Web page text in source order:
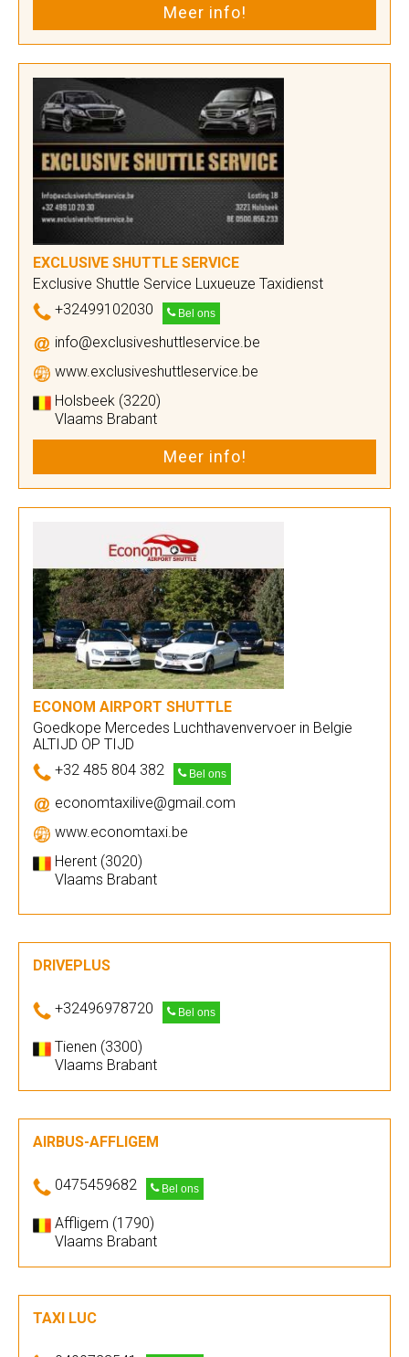
Meer info!
EXCLUSIVE SHUTTLE SERVICE
Exclusive Shuttle Service Luxueuze Taxidienst
+32499102030
Bel ons
info@exclusiveshuttleservice.be
www.exclusiveshuttleservice.be
Holsbeek (3220)
Vlaams Brabant
Meer info!
ECONOM AIRPORT SHUTTLE
Goedkope Mercedes Luchthavenvervoer in Belgie
ALTIJD OP TIJD
+32 485 804 382
Bel ons
economtaxilive@gmail.com
www.economtaxi.be
Herent (3020)
Vlaams Brabant
DRIVEPLUS
+32496978720 Bel ons
Tienen (3300)
Vlaams Brabant
AIRBUS-AFFLIGEM
0475459682 Bel ons
Affligem (1790)
Vlaams Brabant
TAXI LUC